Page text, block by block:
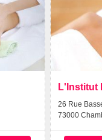
L'Institut
26 Rue
73000